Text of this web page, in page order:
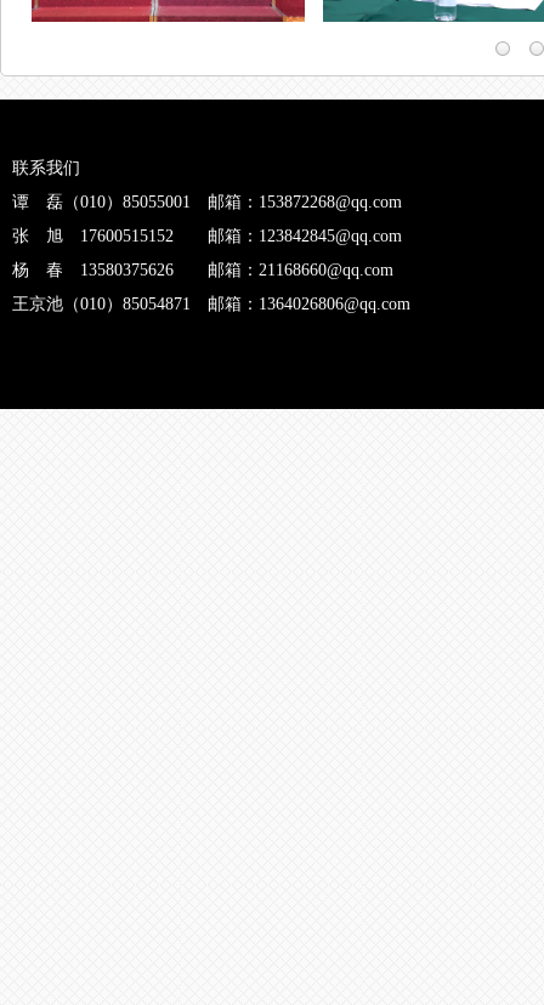
联系我们
谭 磊（010）85055001 邮箱：153872268@qq.com
张 旭 17600515152 邮箱：123842845@qq.com
杨 春 13580375626 邮箱：21168660@qq.com
王京池（010）85054871 邮箱：1364026806@qq.com